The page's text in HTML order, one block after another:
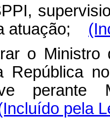
atuação;
o
República
perante
pela